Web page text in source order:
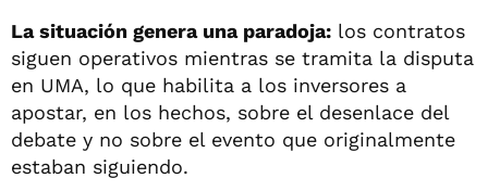
La situación genera una paradoja: los contratos
siguen operativos mientras se tramita la disputa
en UMA, lo que habilita a los inversores a
apostar, en los hechos, sobre el desenlace del
debate y no sobre el evento que originalmente
estaban siguiendo.